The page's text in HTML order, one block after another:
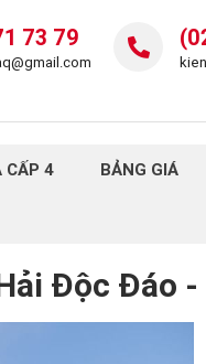
73 79
CẤP 4 BẢNG GIÁ
Độc Đáo -